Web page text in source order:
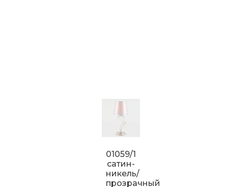
01059/1
сатин-
никель/
прозрачный